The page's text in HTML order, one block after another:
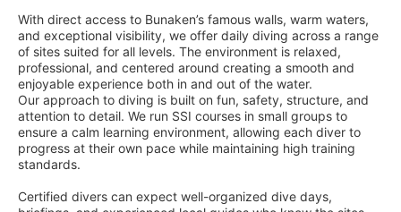
With direct access to Bunaken’s famous walls, warm waters,
and exceptional visibility, we offer daily diving across a range
of sites suited for all levels. The environment is relaxed,
professional, and centered around creating a smooth and
enjoyable experience both in and out of the water.
Our approach to diving is built on fun, safety, structure, and
attention to detail. We run SSI courses in small groups to
ensure a calm learning environment, allowing each diver to
progress at their own pace while maintaining high training
standards.
Certified divers can expect well-organized dive days,